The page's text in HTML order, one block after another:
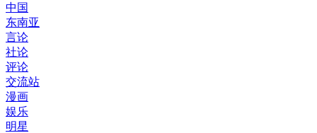
中国
东南亚
言论
社论
评论
交流站
漫画
娱乐
明星